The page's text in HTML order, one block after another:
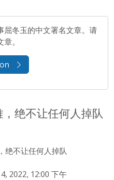
屈冬玉的中文署名文章。请
。
绝不让任何人掉队
绝不让任何人掉队
2022, 12:00 下午